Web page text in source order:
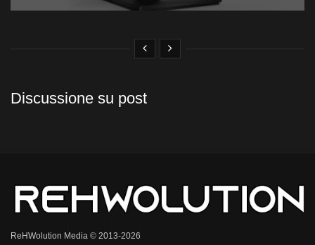
Discussione su post
ReHWolution Media © 2013-2026